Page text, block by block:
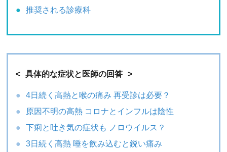
推奨される診療科
具体的な症状と医師の回答
4日続く高熱と喉の痛み 再受診は必要？
原因不明の高熱 コロナとインフルは陰性
下痢と吐き気の症状も ノロウイルス？
3日続く高熱 唾を飲み込むと鋭い痛み